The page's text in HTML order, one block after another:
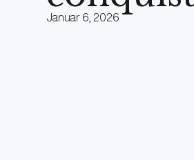
Januar 6, 2026